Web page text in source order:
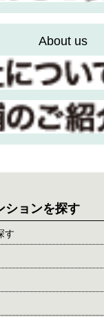
About us
ションを探す
す